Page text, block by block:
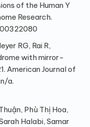
of the Human Y
Research.
RG, Rai R,
with mirror-
American Journal of
a.
Phù Thị Hoa,
Halabi, Samar